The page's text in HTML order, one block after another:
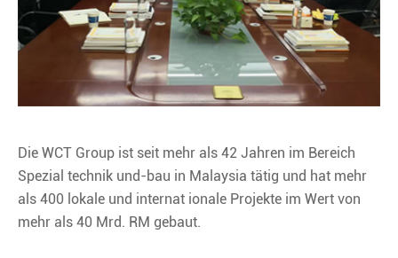
Die WCT Group ist seit mehr als 42 Jahren im Bereich
Spezial technik und-bau in Malaysia tätig und hat mehr
als 400 lokale und internat ionale Projekte im Wert von
mehr als 40 Mrd. RM gebaut.